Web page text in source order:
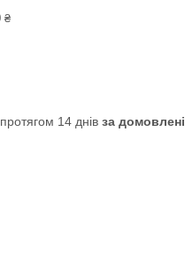
₴
14 днів за